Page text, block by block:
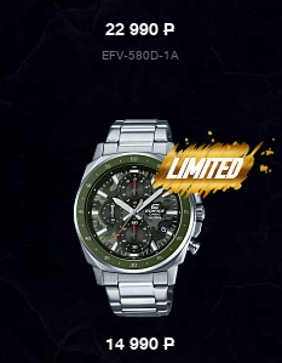
22 990P
EFV-580D-1A
14 990P